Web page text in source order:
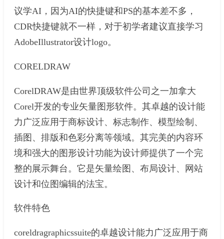
议学AI，因为AI的快捷键和PS的基本差不多，
CDR快捷键就不一样，对于初学者建议直接学习
AdobeIllustrator设计logo。
CORELDRAW
CorelDRAW是由世界顶级软件公司之一加拿大
Corel开发的专业矢量图形软件。其卓越的设计能
力广泛应用于商标设计、标志制作、模型绘制、
插图、排版和色彩分离等领域。其完美的内容环
境和强大的图形设计功能为设计师提供了一个完
整的展示舞台。它是矢量绘图、布局设计、网站
设计和位图编辑的法宝。
软件特色
coreldragraphicssuite的卓越设计能力广泛应用于商